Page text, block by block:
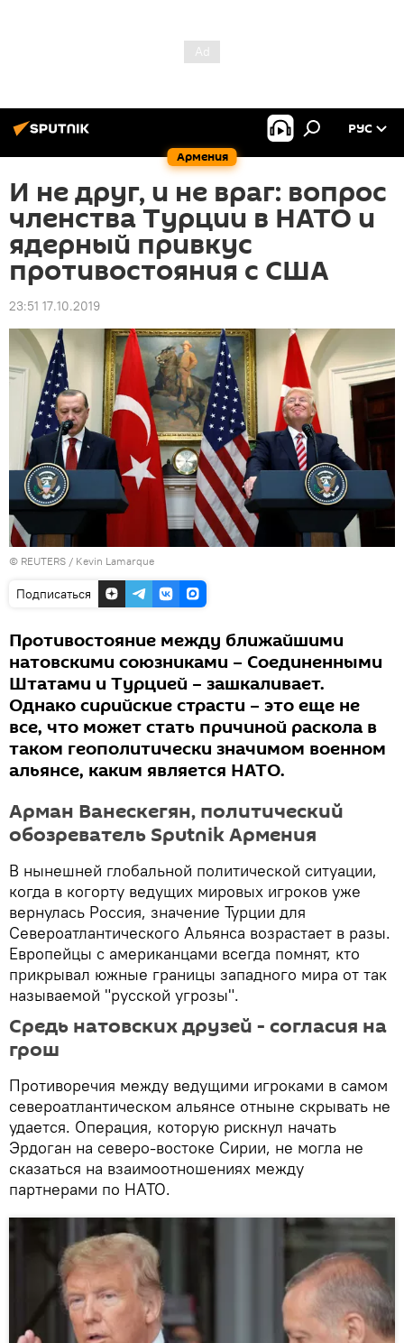
Армения
РУС
И не друг, и не враг: вопрос
членства Турции в НАТО и
ядерный привкус
противостояния с США
23:51 17.10.2019
© REUTERS / Kevin Lamarque
Подписаться
Противостояние между ближайшими
натовскими союзниками – Соединенными
Штатами и Турцией – зашкаливает.
Однако сирийские страсти – это еще не
все, что может стать причиной раскола в
таком геополитически значимом военном
альянсе, каким является НАТО.
Арман Ванескегян, политический
обозреватель Sputnik Армения
В нынешней глобальной политической ситуации,
когда в когорту ведущих мировых игроков уже
вернулась Россия, значение Турции для
Североатлантического Альянса возрастает в разы.
Европейцы с американцами всегда помнят, кто
прикрывал южные границы западного мира от так
называемой "русской угрозы".
Cредь натовских друзей - согласия на
грош
Противоречия между ведущими игроками в самом
североатлантическом альянсе отныне скрывать не
удается. Операция, которую рискнул начать
Эрдоган на северо-востоке Сирии, не могла не
сказаться на взаимоотношениях между
партнерами по НАТО.